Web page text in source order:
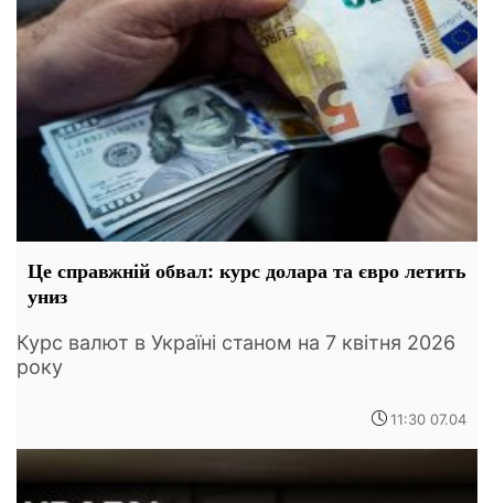
Це справжній обвал: курс долара та євро летить
униз
Курс валют в Україні станом на 7 квітня 2026
року
11:30 07.04